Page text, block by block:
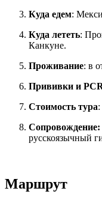
Куда едем:
Куда лететь:
Канкуне.
Проживание: в
Прививки и
Стоимость тура
Сопровождение:
русскоязычный
Маршрут